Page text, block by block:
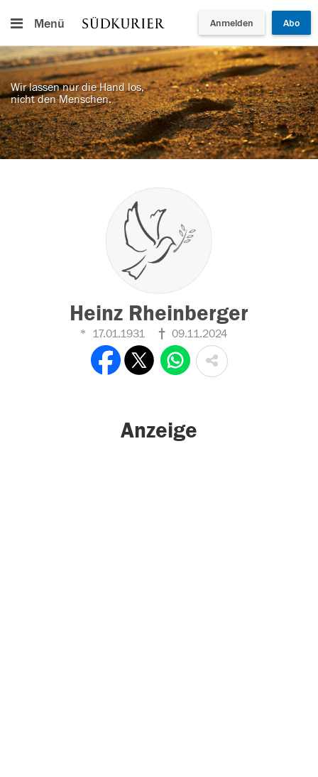
Menü Anmelden Abo
Wir lassen nur die Hand los,
nicht den Menschen.
Heinz Rheinberger
17.01.1931 09.11.2024
Anzeige